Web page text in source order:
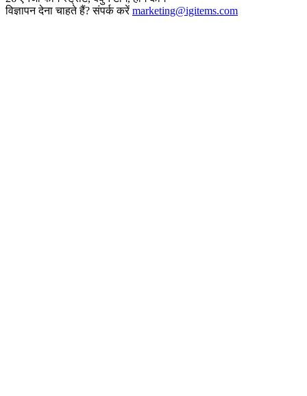
विज्ञापन देना चाहते हैं? संपर्क करेंmarketing@igitems.com